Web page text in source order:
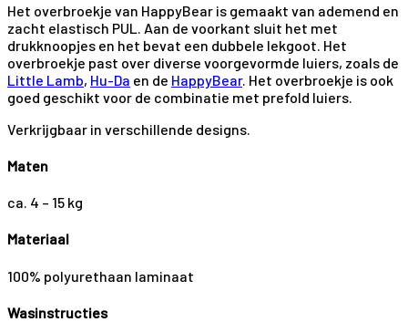
Het overbroekje van HappyBear is gemaakt van ademend en
zacht elastisch PUL. Aan de voorkant sluit het met
drukknoopjes en het bevat een dubbele lekgoot. Het
overbroekje past over diverse voorgevormde luiers, zoals de
Little Lamb, Hu-Da en de HappyBear. Het overbroekje is ook
goed geschikt voor de combinatie met prefold luiers.
Verkrijgbaar in verschillende designs.
Maten
ca. 4 – 15 kg
Materiaal
100% polyurethaan laminaat
Wasinstructies